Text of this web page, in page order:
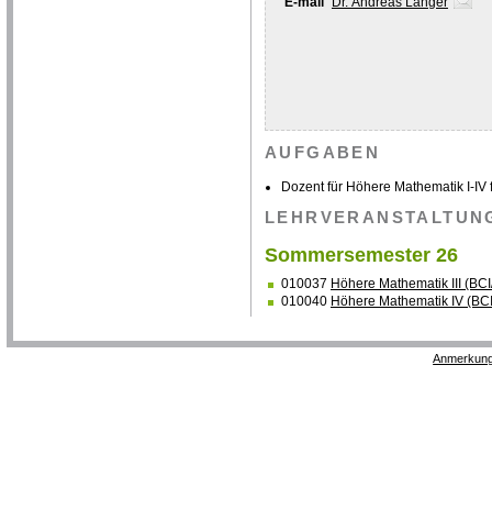
AUFGABEN
Dozent für Höhere Mathematik I-
Sommersemester 26
010037 Höhere Mathematik III
010040 Höhere Mathematik IV